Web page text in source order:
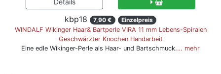
kbp18 7,90 €
Einzelpreis
WINDALF Wikinger Haar& Bartperle VIRA 11 mm Lebens-Spiralen
Geschwärzter Knochen Handarbeit
Eine edle Wikinger-Perle als Haar- und Bartschmuck.… mehr